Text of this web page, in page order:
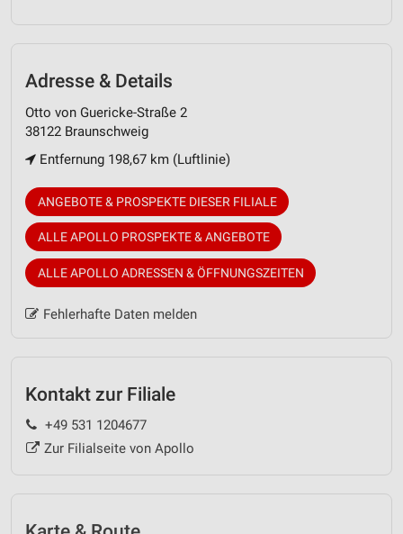
Adresse & Details
Otto von Guericke-Straße 2
38122 Braunschweig
Entfernung 198,67 km (Luftlinie)
ANGEBOTE & PROSPEKTE DIESER FILIALE
ALLE APOLLO PROSPEKTE & ANGEBOTE
ALLE APOLLO ADRESSEN & ÖFFNUNGSZEITEN
Fehlerhafte Daten melden
Kontakt zur Filiale
+49 531 1204677
Zur Filialseite von Apollo